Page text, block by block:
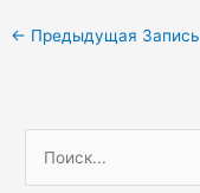
Навигация
← Предыдущая Запись